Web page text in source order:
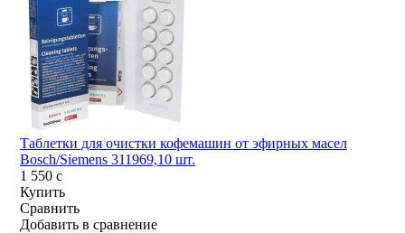
Таблетки для очистки кофемашин от эфирных масел
Bosch/Siemens 311969,10 шт.
1 550c
Купить
Сравнить
Добавить в сравнение